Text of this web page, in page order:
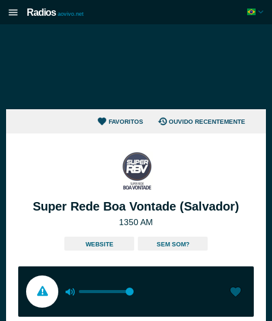
Radios aovivo.net
FAVORITOS OUVIDO RECENTEMENTE
Super Rede Boa Vontade (Salvador)
1350 AM
WEBSITE SEM SOM?